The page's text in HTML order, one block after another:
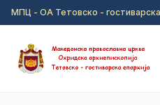
Прејди на главна содржина
МПЦ - ОА Тетовско - гостиварска